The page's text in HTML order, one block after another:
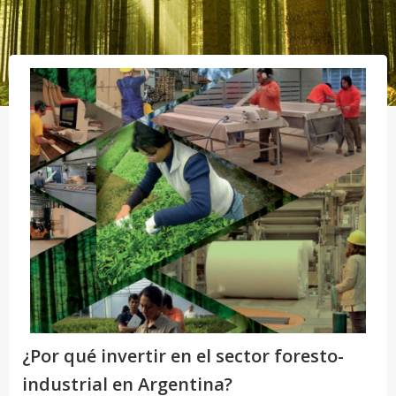
¿Por qué invertir en el sector foresto-
industrial en Argentina?